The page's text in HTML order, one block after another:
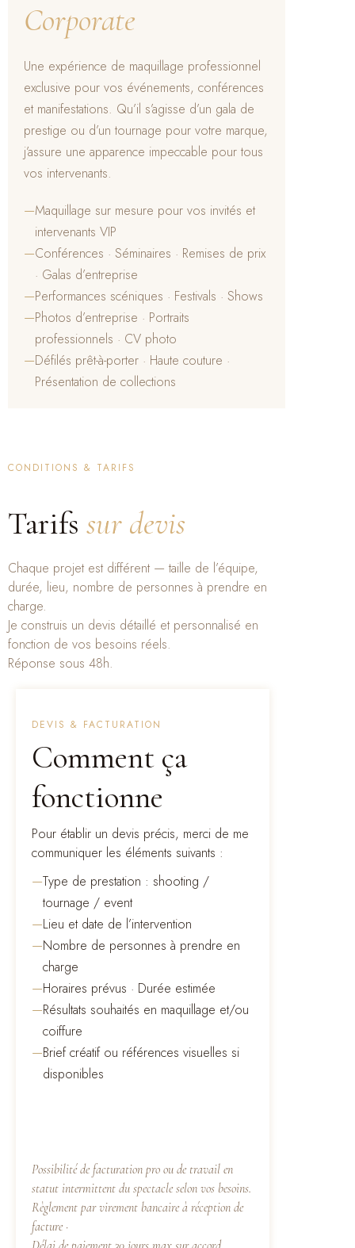
Corporate
Une expérience de maquillage professionnel
exclusive pour vos événements, conférences
et manifestations. Qu’il s’agisse d’un gala de
prestige ou d’un tournage pour votre marque,
j’assure une apparence impeccable pour tous
vos intervenants.
—Maquillage sur mesure pour vos invités et
intervenants VIP
—Conférences · Séminaires · Remises de prix
· Galas d’entreprise
—Performances scéniques · Festivals · Shows
—Photos d’entreprise · Portraits
professionnels · CV photo
—Défilés prêt-à-porter · Haute couture ·
Présentation de collections
CONDITIONS & TARIFS
Tarifs sur devis
Chaque projet est différent — taille de l’équipe,
durée, lieu, nombre de personnes à prendre en
charge.
Je construis un devis détaillé et personnalisé en
fonction de vos besoins réels.
Réponse sous 48h.
DEVIS & FACTURATION
Comment ça
fonctionne
Pour établir un devis précis, merci de me
communiquer les éléments suivants :
—Type de prestation : shooting /
tournage / event
—Lieu et date de l’intervention
—Nombre de personnes à prendre en
charge
—Horaires prévus · Durée estimée
—Résultats souhaités en maquillage et/ou
coiffure
—Brief créatif ou références visuelles si
disponibles
Possibilité de facturation pro ou de travail en
statut intermittent du spectacle selon vos besoins.
Règlement par virement bancaire à réception de
facture ·